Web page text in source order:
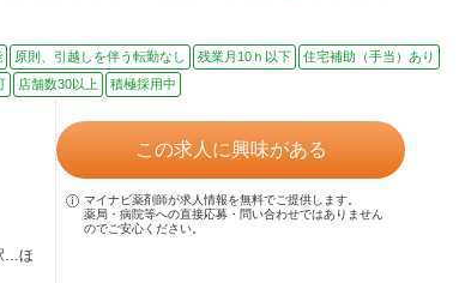
原則、引越しを伴う転勤なし 残業月10ｈ以下
住宅補助（手当）あり
店舗数30以上 積極採用中
…ほ
この求人に興味がある
マイナビ薬剤師が求人情報を無料でご提供します。
薬局・病院等への直接応募・問い合わせではありません
のでご安心ください。